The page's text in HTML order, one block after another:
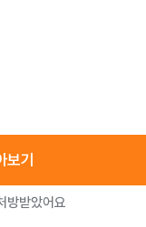
기
방받았어요